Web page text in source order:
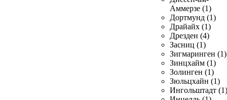
Аммерзе (1)
Дортмунд (1)
Драйайх (1)
Дрезден (4)
Засниц (1)
Зигмаринген (1)
Зинцхайм (1)
Золинген (1)
Зюльцхайн (1)
Ингольштадт (1)